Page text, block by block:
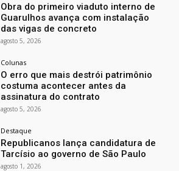
Obra do primeiro viaduto interno de
Guarulhos avança com instalação
das vigas de concreto
agosto 5, 2026
Colunas
O erro que mais destrói patrimônio
costuma acontecer antes da
assinatura do contrato
agosto 5, 2026
Destaque
Republicanos lança candidatura de
Tarcísio ao governo de São Paulo
agosto 1, 2026